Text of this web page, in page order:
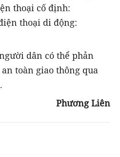
thoại cố định:
thoại di động:
người dân có thể phản
toàn giao thông qua
Phương Liên